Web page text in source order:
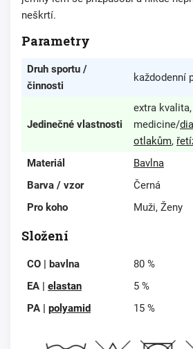
neškrtí.
Parametry
Druh sportu /
činnosti
každodenní
Jedinečné vlastnosti
extra
medicine/
otlakům,
Materiál
Bavlna
Barva / vzor
Černá
Pro koho
Muži, Ženy
Složení
CO | bavlna
80 %
EA | elastan
5 %
PA | polyamid 15 %